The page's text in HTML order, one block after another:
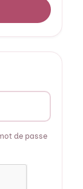
de passe